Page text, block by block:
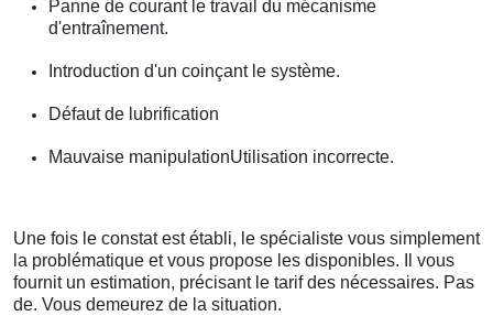
Panne de courant le travail du mécanisme
d'entraînement.
Introduction d'un coinçant le système.
Défaut de lubrification
Mauvaise manipulationUtilisation incorrecte.
Une fois le constat est établi, le spécialiste vous simplement
la problématique et vous propose les disponibles. Il vous
fournit un estimation, précisant le tarif des nécessaires. Pas
de. Vous demeurez de la situation.